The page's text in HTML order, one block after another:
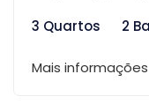
3 Quartos
2
Mais informações